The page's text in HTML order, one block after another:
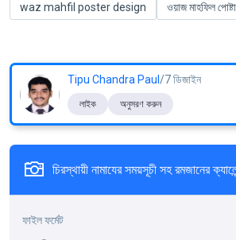
waz mahfil poster design
ওয়াজ মাহফিল
Tipu Chandra Paul /7 ডিজাইন
লাইক অনুসরণ করুন
চিরস্থায়ী নামাযের সময়সূচী সহ রমজানের
ফাইল ফর্মেট